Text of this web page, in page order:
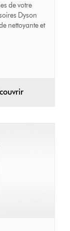
de votre
Dyson
nettoyante et